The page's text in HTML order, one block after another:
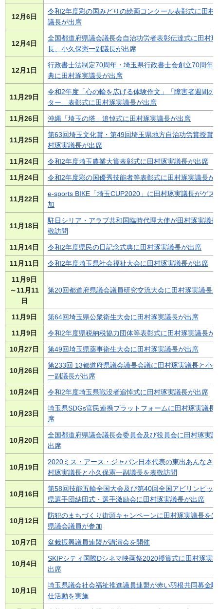
12月6日
令和2年度彩の国みどりの絵画コンクール表彰式に田村
議長が出席
12月4日
全国都道府県議会議長会自治功労者表彰伝達式に田村
長、小久保憲一副議長が出席
12月1日
行政書士法制定70周年・埼玉県行政書士会創立70周年
典に田村琢実議長が出席
11月29日
令和2年度「心の輪を広げる体験作文」「障害者週間の
ター」表彰式に田村琢実議長が出席
11月26日 沖縄「埼玉の塔」追悼式に田村琢実議長が出席
11月25日
第63回埼玉文化賞・第49回埼玉県地方自治功労賞授賞
村琢実議長が出席
11月24日 令和2年度埼玉農業大賞表彰式に田村琢実議長が出席
11月24日 令和2年度彩の国優秀技能者等表彰式に田村琢実議長が
11月22日
e-sports BIKE「埼玉CUP2020」に田村琢実議長がゲス
加
11月18日
駐日シリア・アラブ共和国臨時代理大使が田村琢実議
敬訪問
11月14日 令和2年度県民の日記念式典に田村琢実議長が出席
11月11日 令和2年度埼玉県社会福祉大会に田村琢実議長が出席
11月9日
～11月11
日
第20回都道府県議会議員研究交流大会に田村琢実議長
11月9日 第64回埼玉県公衆衛生大会に田村琢実議長が出席
11月9日 令和2年度県税納税協力団体等表彰式に田村琢実議長が
10月27日 第49回埼玉県薬事衛生大会に田村琢実議長が出席
10月26日
第233回 13都道府県議会議長会議に田村琢実議長と小
一副議長が出席
10月24日 令和2年度埼玉県戦没者追悼式に田村琢実議長が出席
10月23日
埼玉県SDGs官民連携プラットフォームに田村琢実議長
席
10月20日
全国都道府県議会議長会委員会及び役員会に田村琢実
出席
10月19日
2020ミス・アース・ジャパン日本代表の東出あんなさ
村琢実議長と小久保憲一副議長を表敬訪問
10月16日
第58回技能五輪全国大会及び第40回全国アビリンピッ
県選手団結団式・選手激励会に田村琢実議長が出席
10月12日
防犯のまちづくり街頭キャンペーンに田村琢実議長を
県議会議員が参加
10月7日 盆栽振興議員連盟が講演会を開催
10月4日
SKIPシティ国際Dシネマ映画祭2020授賞式に田村琢実
出席
10月1日
埼玉県議会社会福祉推進議員連盟が赤い羽根共同募金
仕活動を実施